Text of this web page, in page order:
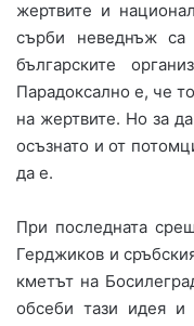
жертвите и
сърби неведнъж са
българските
Парадоксално е, че
на жертвите. Но за
осъзнато и от
да е.
При последната
Герджиков и
кметът на
обсеби тази идея